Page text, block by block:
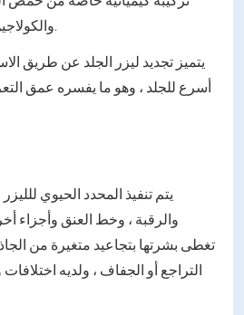
والكولاجين مع الجلد المنظيف.
يتميز تجديد ليزر الجلد عن طريق
أسرع للجلد ، وهو ما يفسره عمق
يتم تنفيذ المحدد الحيوي
والرقبة ، وخط العنق وأجزاء
تغطى بشرتها بتجاعيد متغيرة من
التراجع أو الجفاف ، ولديه